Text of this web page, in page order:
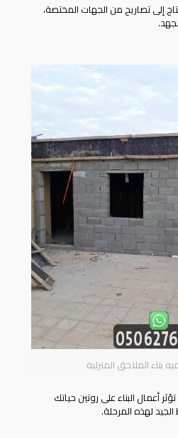
إلى تصاريح من الجهات المختصة،
بناء الملاحق المنزليه
أعمال البناء على روتين حياتك
لهذه المرحلة.